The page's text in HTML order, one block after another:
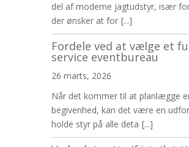
del af moderne jagtudstyr, især
der ønsker at for [...]
Fordele ved at vælge et
service eventbureau
26 marts, 2026
Når det kommer til at planlægge
begivenhed, kan det være en
holde styr på alle deta [...]